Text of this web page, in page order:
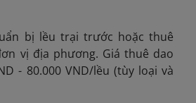
bị lều trại trước hoặc thuê
vị địa phương. Giá thuê dao
- 80.000 VND/lều (tùy loại và